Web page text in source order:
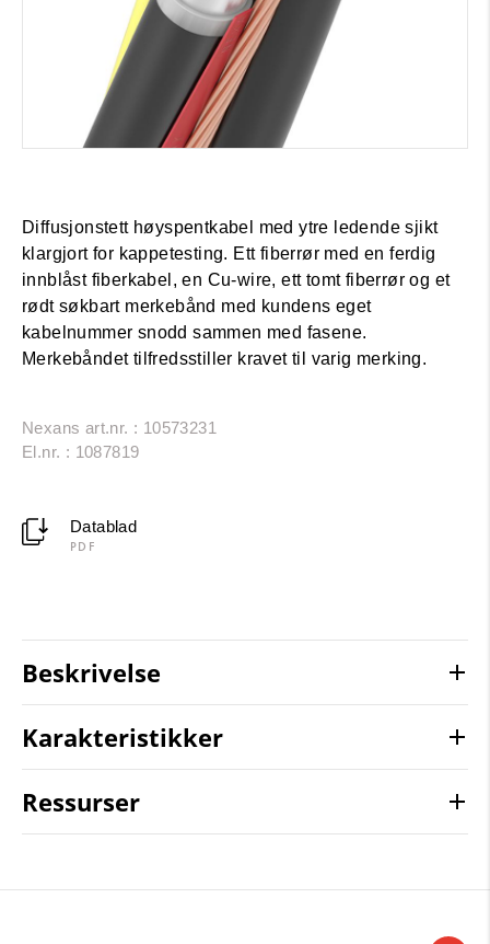
Diffusjonstett høyspentkabel med ytre ledende sjikt
klargjort for kappetesting. Ett fiberrør med en ferdig
innblåst fiberkabel, en Cu-wire, ett tomt fiberrør og et
rødt søkbart merkebånd med kundens eget
kabelnummer snodd sammen med fasene.
Merkebåndet tilfredsstiller kravet til varig merking.
Nexans art.nr. : 10573231
El.nr. : 1087819
Datablad
PDF
Beskrivelse
Karakteristikker
Ressurser